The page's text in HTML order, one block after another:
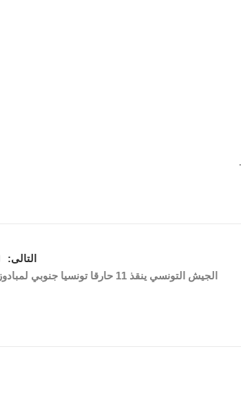
التالى:
الجيش التونسي ينقذ 11 حارقا تونسيا جنوبي لمبادوزا